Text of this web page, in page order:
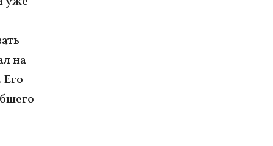
на
Его